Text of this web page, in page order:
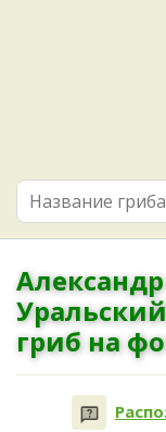
гриб на